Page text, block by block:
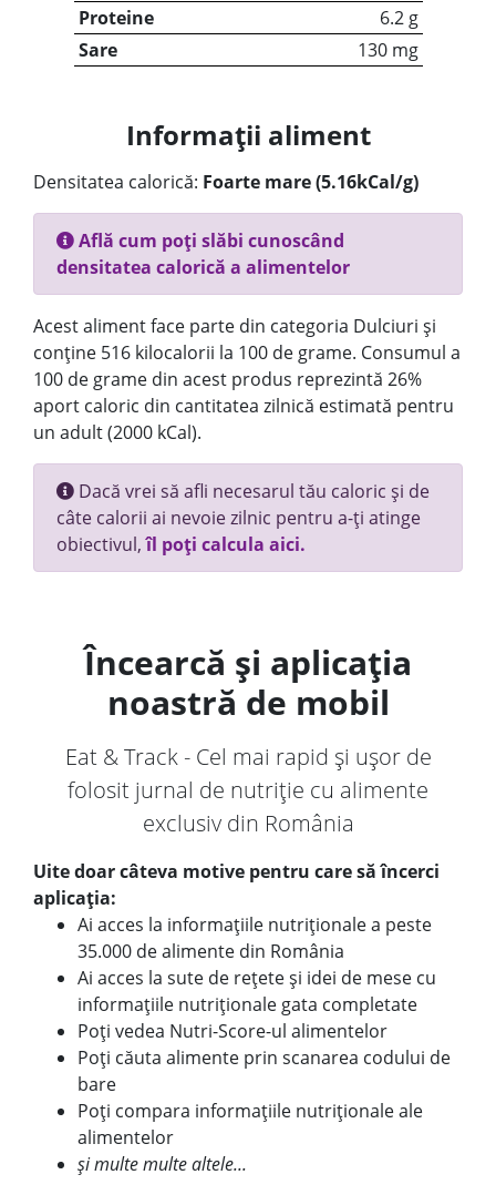
Proteine
6.2 g
Sare
130 mg
Informații aliment
Densitatea calorică: Foarte mare (5.16kCal/g)
Află cum poți slăbi cunoscând
densitatea calorică a alimentelor
Acest aliment face parte din categoria Dulciuri și
conține 516 kilocalorii la 100 de grame. Consumul a
100 de grame din acest produs reprezintă 26%
aport caloric din cantitatea zilnică estimată pentru
un adult (2000 kCal).
Dacă vrei să afli necesarul tău caloric și de
câte calorii ai nevoie zilnic pentru a-ți atinge
obiectivul,îl poți calcula aici.
Încearcă și aplicația
noastră de mobil
Eat & Track - Cel mai rapid și ușor de
folosit jurnal de nutriție cu alimente
exclusiv din România
Uite doar câteva motive pentru care să încerci
aplicația:
Ai acces la informațiile nutriționale a peste
35.000 de alimente din România
Ai acces la sute de rețete și idei de mese cu
informațiile nutriționale gata completate
Poți vedea Nutri-Score-ul alimentelor
Poți căuta alimente prin scanarea codului de
bare
Poți compara informațiile nutriționale ale
alimentelor
și multe multe altele...